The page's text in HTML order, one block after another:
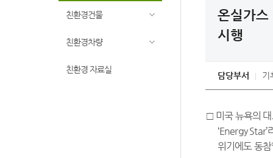
친환경건물
친환경차량
친환경 자료실
온실가스
시행
담당부서 기
□ 미국 뉴욕의
‘Energy
위기에도 동